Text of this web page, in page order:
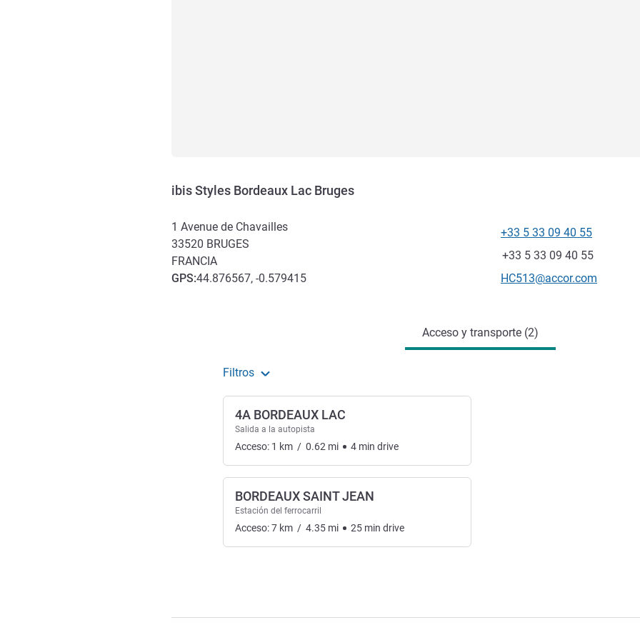
ibis Styles Bordeaux Lac Bruges
1 Avenue de Chavailles
33520 BRUGES
FRANCIA
GPS:44.876567, -0.579415
Teléfono
+33 5 33 09 40 55
Fax
+33 5 33 09 40 55
Correo electrónico de
HC513@accor.com
Acceso y transporte (2)
Filtros
4A BORDEAUX LAC
Salida a la autopista
Acceso: 1 km / 0.62 mi 4 min drive
BORDEAUX SAINT JEAN
Estación del ferrocarril
Acceso:7 km / 4.35 mi 25 min drive